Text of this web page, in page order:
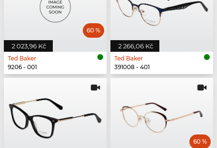
2 023,96 Kč
60 %
Ted Baker
9206 - 001
2 266,06 Kč
Ted Baker
391008 - 401
60 %